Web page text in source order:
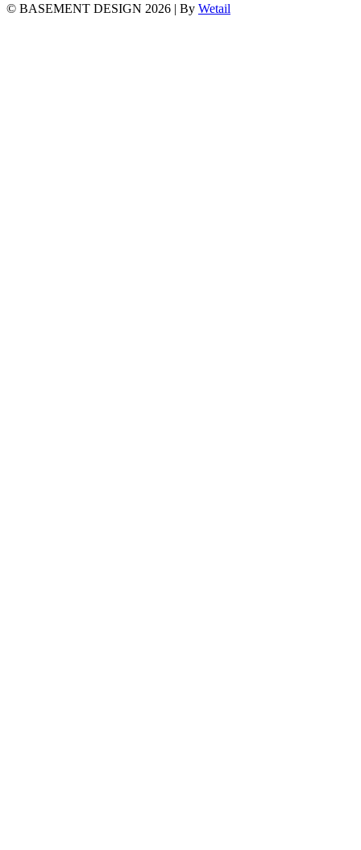
© BASEMENT DESIGN 2026 | By Wetail